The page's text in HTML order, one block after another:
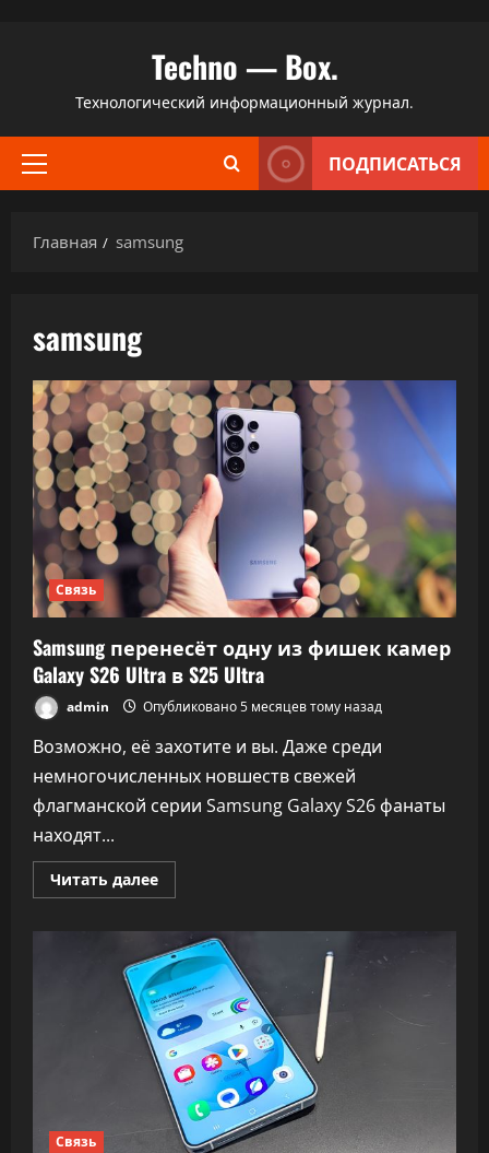
содержимому
Techno — Box.
Технологический информационный журнал.
Основное
ПОДПИСАТЬСЯ
Главная samsung
samsung
Связь
Samsung перенесёт одну из фишек камер
Galaxy S26 Ultra в S25 Ultra
admin Опубликовано 5 месяцев тому назад
Возможно, её захотите и вы. Даже среди
немногочисленных новшеств свежей
флагманской серии Samsung Galaxy S26 фанаты
находят...
Читать далееПрочитать
больше
перенесёт
одну
из
фишек
камер
Galaxy
S26
Ultra
в
S25
Ultra
Связь